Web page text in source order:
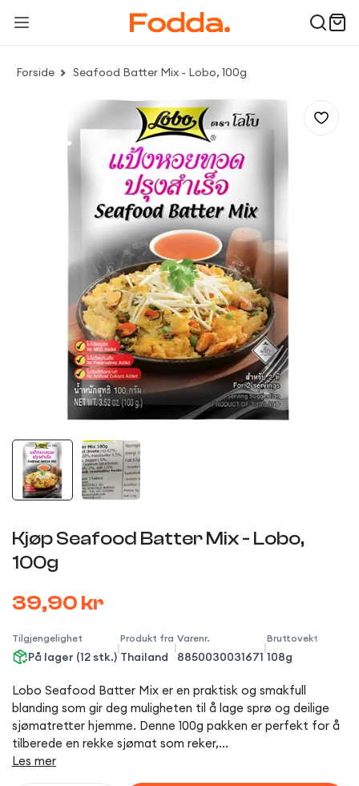
Forside Seafood Batter Mix - Lobo, 100g
Kjøp Seafood Batter Mix - Lobo,
100g
39,90 kr
Tilgjengelighet
På lager (12 stk.)
|
Produkt fra
Thailand
|
Varenr.
8850030031671
|
Bruttovekt
108g
Lobo Seafood Batter Mix er en praktisk og smakfull
blanding som gir deg muligheten til å lage sprø og deilige
sjømatretter hjemme. Denne 100g pakken er perfekt for å
tilberede en rekke sjømat som reker,...
Les mer